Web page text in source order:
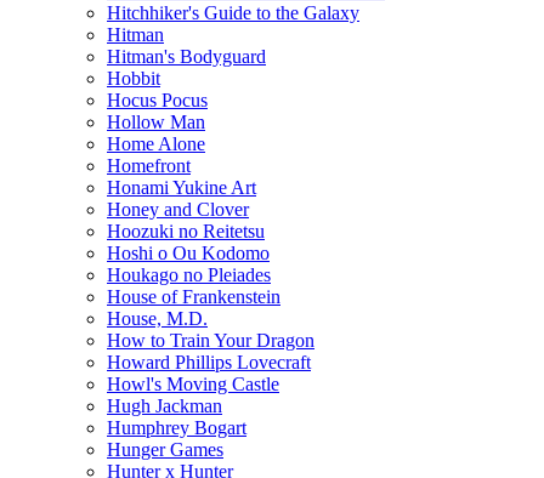
Hitchhiker's Guide to the Galaxy
Hitman
Hitman's Bodyguard
Hobbit
Hocus Pocus
Hollow Man
Home Alone
Homefront
Honami Yukine Art
Honey and Clover
Hoozuki no Reitetsu
Hoshi o Ou Kodomo
Houkago no Pleiades
House of Frankenstein
House, M.D.
How to Train Your Dragon
Howard Phillips Lovecraft
Howl's Moving Castle
Hugh Jackman
Humphrey Bogart
Hunger Games
Hunter x Hunter